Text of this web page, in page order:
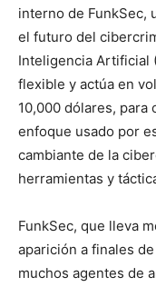
interno de FunkSec,
el futuro del
Inteligencia Artificial
flexible y actúa en
10,000 dólares, para
enfoque usado por
cambiante de la
herramientas y
FunkSec, que lleva
aparición a finales
muchos agentes de